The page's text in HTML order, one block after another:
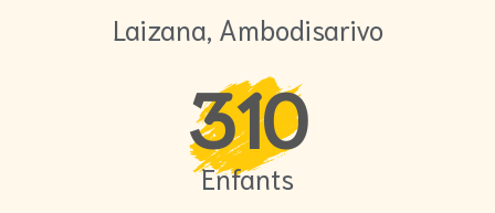
Laizana, Ambodisarivo
310
Enfants